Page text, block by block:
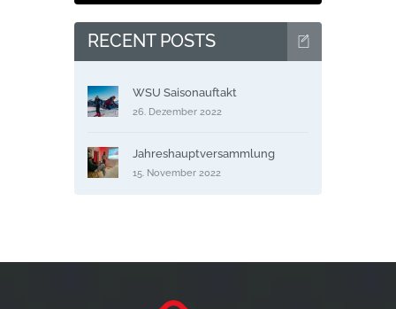
RECENT POSTS
WSU Saisonauftakt
26. Dezember 2022
Jahreshauptversammlung
15. November 2022